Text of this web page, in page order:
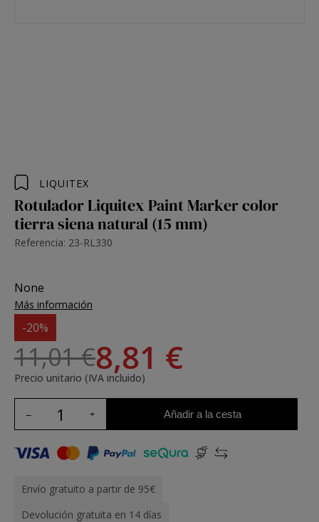
LIQUITEX
Rotulador Liquitex Paint Marker color
tierra siena natural (15 mm)
Referencia: 23-RL330
None
Más información
-20%
11,01 €8,81 €
Precio unitario (IVA incluido)
Añadir a la cesta
Envío gratuito a partir de 95€
Devolución gratuita en 14 días